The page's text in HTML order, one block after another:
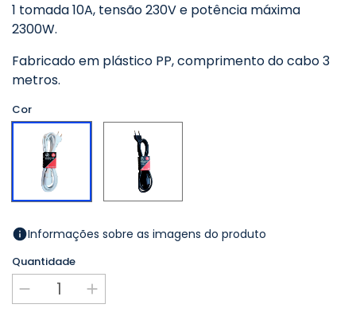
1 tomada 10A, tensão 230V e potência máxima
2300W.
Fabricado em plástico PP, comprimento do cabo 3
metros.
Cor
Branco Preto
Informações sobre as imagens do produto
Quantidade